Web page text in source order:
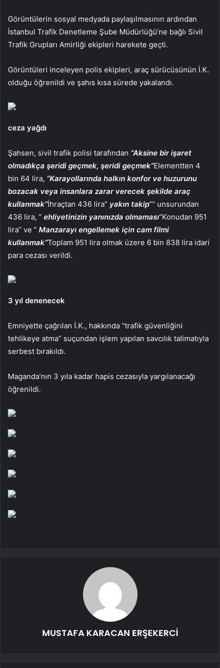
Görüntülerin sosyal medyada paylaşılmasının ardından
İstanbul Trafik Denetleme Şube Müdürlüğü’ne bağlı Sivil
Trafik Grupları Amirliği ekipleri harekete geçti.
Görüntüleri inceleyen polis ekipleri, araç sürücüsünün İ.K.
olduğu öğrenildi ve şahıs kısa sürede yakalandı.
ceza yağdı
Şahsen, sivil trafik polisi tarafından “Aksine bir işaret
olmadıkça şeridi geçmek, şeridi geçmek”Elementten 4
bin 64 lira, “Karayollarında halkın konfor ve huzurunu
bozacak veya insanlara zarar verecek şekilde araç
kullanmak”İhraçtan 436 lira” yakın takip“” unsurundan
436 lira, ” ehliyetinizin yanınızda olmaması“Konudan 951
lira” ve ” Manzarayı engellemek için cam filmi
kullanmak”Toplam 951 lira olmak üzere 6 bin 838 lira idari
para cezası verildi.
3 yıl denenecek
Emniyette çağrılan İ.K., hakkında “trafik güvenliğini
tehlikeye atma” suçundan işlem yapılan savcılık talimatıyla
serbest bırakıldı.
Maganda’nın 3 yıla kadar hapis cezasıyla yargılanacağı
öğrenildi.
MUSTAFA KARACAN ERŞEKERCİ